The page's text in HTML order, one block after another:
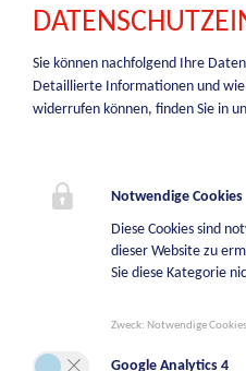
Bereitschaftsdienst
+43 664 5244747
Bereitschaftsdienste
+43 664 8542108
+43 664 8542131
Sie können nachfolgend Ihre
Detaillierte Informationen und
widerrufen können, finden Sie in
Notwendige Cookies
Diese Cookies sind
dieser Website zu
Sie diese Kategorie
Zweck: Notwendige Cookies
Google Analytics 4